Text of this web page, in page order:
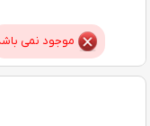
موجود نمی